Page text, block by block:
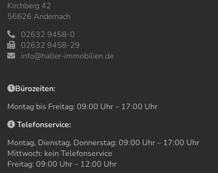
Kirchberg 42
56626 Andernach
02632 9458-0
02632 9458-29
info@haller-immobilien.de
Bürozeiten:
Montag bis Freitag: 09:00 Uhr – 17:00 Uhr
Telefonservice:
Montag, Dienstag, Donnerstag: 09:00 Uhr – 17:00 Uhr
Mittwoch: kein Telefonservice
Freitag: 09:00 Uhr – 12:00 Uhr